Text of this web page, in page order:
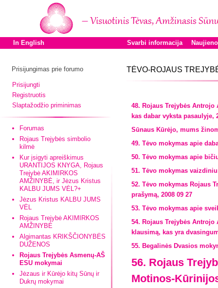
In English Svarbi informacija
Prisijungimas prie forumo
Prisijungti
Registruotis
Slaptažodžio priminimas
Forumas
Rojaus Trejybės simbolio
kilmė
Kur įsigyti apreiškimus
URANTIJOS KNYGA, Rojaus
Trejybė AKIMIRKOS
AMŽINYBĖ, ir Jėzus Kristus
KALBU JUMS VĖL?+
Jėzus Kristus KALBU JUMS
VĖL
Rojaus Trejybė AKIMIRKOS
AMŽINYBĖ
Algimantas KRIKŠČIONYBĖS
DUŽENOS
Rojaus Trejybės Asmenų-AŠ
ESU mokymai
Jėzaus ir Kūrėjo kitų Sūnų ir
Dukrų mokymai
TĖVO-ROJAUS
48. Rojaus Trejybės
kas dabar vyksta pasaulyje,
Sūnaus Kūrėjo, mums
49. Tėvo mokymas apie
50. Tėvo mokymas apie
51. Tėvo mokymas
52. Tėvo mokymas Rojaus
prašymą, 2008 09 27
53. Tėvo mokymas apie
54. Rojaus Trejybės
klausimą, kas yra
55. Begalinės Dvasios
56. Rojaus
Motinos-